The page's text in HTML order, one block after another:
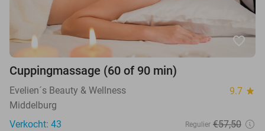
favorite_border
Cuppingmassage (60 of 90 min)
Evelien´s Beauty & Wellness 9.7 star
Middelburg
Verkocht: 43
Regulier €57,50